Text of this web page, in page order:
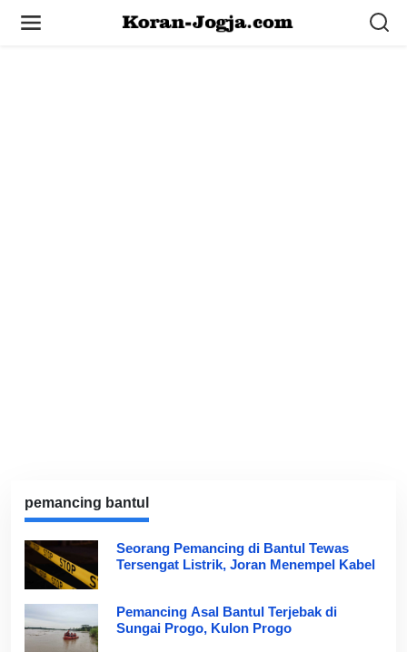
pemancing bantul
Seorang Pemancing di Bantul Tewas
Tersengat Listrik, Joran Menempel Kabel
Pemancing Asal Bantul Terjebak di
Sungai Progo, Kulon Progo